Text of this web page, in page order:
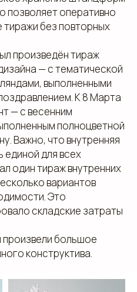
позволяет оперативно
без повторных
произведён тираж
— с тематической
выполненными
К 8 Марта
— с весенним
полноцветной
Важно, что внутренняя
единой для всех
один тираж внутренних
вариантов
Это
складские затраты
большое
конструктива.
упаковки
56 30